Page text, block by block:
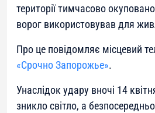
території тимчасово
ворог використовував для
Про це повідомляє місцевий
«Срочно Запорожье».
Унаслідок удару вночі 14
зникло світло, а